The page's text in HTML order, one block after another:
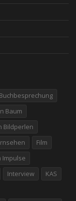
Buchbesprechung
Baum
Bildperlen
Film
Impulse
Interview
KAS